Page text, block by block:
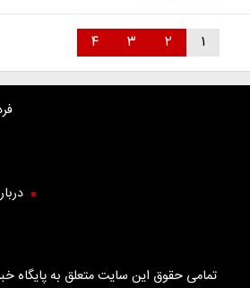
۱ ۲ ۳ ۴
تمامی حقوق این سایت متعلق به پایگاه